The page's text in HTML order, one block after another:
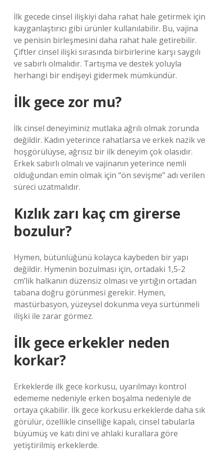
İlk gecede cinsel ilişkiyi daha rahat hale getirmek için
kayganlaştırıcı gibi ürünler kullanılabilir. Bu, vajina
ve penisin birleşmesini daha rahat hale getirebilir.
Çiftler cinsel ilişki sırasında birbirlerine karşı saygılı
ve sabırlı olmalıdır. Tartışma ve destek yoluyla
herhangi bir endişeyi gidermek mümkündür.
İlk gece zor mu?
İlk cinsel deneyiminiz mutlaka ağrılı olmak zorunda
değildir. Kadın yeterince rahatlarsa ve erkek nazik ve
hoşgörülüyse, ağrısız bir ilk deneyim çok olasıdır.
Erkek sabırlı olmalı ve vajinanın yeterince nemli
olduğundan emin olmak için “ön sevişme” adı verilen
süreci uzatmalıdır.
Kızlık zarı kaç cm girerse
bozulur?
Hymen, bütünlüğünü kolayca kaybeden bir yapı
değildir. Hymenin bozulması için, ortadaki 1,5-2
cm’lik halkanın düzensiz olması ve yırtığın ortadan
tabana doğru görünmesi gerekir. Hymen,
mastürbasyon, yüzeysel dokunma veya sürtünmeli
ilişki ile zarar görmez.
İlk gece erkekler neden
korkar?
Erkeklerde ilk gece korkusu, uyarılmayı kontrol
edememe nedeniyle erken boşalma nedeniyle de
ortaya çıkabilir. İlk gece korkusu erkeklerde daha sık
görülür, özellikle cinselliğe kapalı, cinsel tabularla
büyümüş ve katı dini ve ahlaki kurallara göre
yetiştirilmiş erkeklerde.